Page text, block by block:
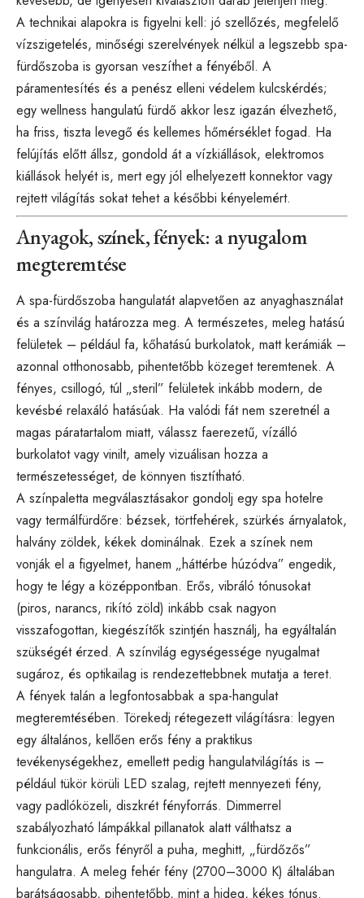
A technikai alapokra is figyelni kell: jó szellőzés, megfelelő
vízszigetelés, minőségi szerelvények nélkül a legszebb spa-
fürdőszoba is gyorsan veszíthet a fényéből. A
páramentesítés és a penész elleni védelem kulcskérdés;
egy wellness hangulatú fürdő akkor lesz igazán élvezhető,
ha friss, tiszta levegő és kellemes hőmérséklet fogad. Ha
felújítás előtt állsz, gondold át a vízkiállások, elektromos
kiállások helyét is, mert egy jól elhelyezett konnektor vagy
rejtett világítás sokat tehet a későbbi kényelemért.
Anyagok, színek, fények: a nyugalom
megteremtése
A spa-fürdőszoba hangulatát alapvetően az anyaghasználat
és a színvilág határozza meg. A természetes, meleg hatású
felületek – például fa, kőhatású burkolatok, matt kerámiák –
azonnal otthonosabb, pihentetőbb közeget teremtenek. A
fényes, csillogó, túl „steril” felületek inkább modern, de
kevésbé relaxáló hatásúak. Ha valódi fát nem szeretnél a
magas páratartalom miatt, válassz faerezetű, vízálló
burkolatot vagy vinilt, amely vizuálisan hozza a
természetességet, de könnyen tisztítható.
A színpaletta megválasztásakor gondolj egy spa hotelre
vagy termálfürdőre: bézsek, törtfehérek, szürkés árnyalatok,
halvány zöldek, kékek dominálnak. Ezek a színek nem
vonják el a figyelmet, hanem „háttérbe húzódva” engedik,
hogy te légy a középpontban. Erős, vibráló tónusokat
(piros, narancs, rikító zöld) inkább csak nagyon
visszafogottan, kiegészítők szintjén használj, ha egyáltalán
szükségét érzed. A színvilág egységessége nyugalmat
sugároz, és optikailag is rendezettebbnek mutatja a teret.
A fények talán a legfontosabbak a spa-hangulat
megteremtésében. Törekedj rétegezett világításra: legyen
egy általános, kellően erős fény a praktikus
tevékenységekhez, emellett pedig hangulatvilágítás is –
például tükör körüli LED szalag, rejtett mennyezeti fény,
vagy padlóközeli, diszkrét fényforrás. Dimmerrel
szabályozható lámpákkal pillanatok alatt válthatsz a
funkcionális, erős fényről a puha, meghitt, „fürdőzős”
hangulatra. A meleg fehér fény (2700–3000 K) általában
barátságosabb, pihentetőbb, mint a hideg, kékes tónus.